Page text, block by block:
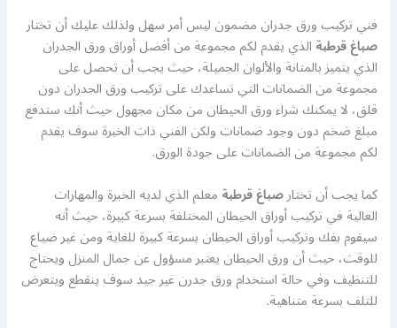
فني تركيب ورق جدران مضمون ليس أمر سهل ولذلك عليك أن تختار
صباغ قرطبةالذي يقدم لكم مجموعة من أفضل أوراق ورق الجدران
الذي يتميز بالمتانة والألوان الجميلة، حيث يجب أن تحصل على
مجموعة من الضمانات التي تساعدك على تركيب ورق الجدران دون
قلق، لا يمكنك شراء ورق الحيطان من مكان مجهول حيث أنك ستدفع
مبلغ ضخم دون وجود ضمانات ولكن الفني ذات الخبرة سوف يقدم
لكم مجموعة من الضمانات على جودة الورق.
كما يجب أن تختارصباغ قرطبةمعلم الذي لديه الخبرة والمهارات
العالية في تركيب أوراق الحيطان المختلفة بسرعة كبيرة، حيث أنه
سيقوم بفك وتركيب أوراق الحيطان بسرعة كبيرة للغاية ومن غير ضياع
للوقت، حيث أن ورق الحيطان يعتبر مسؤول عن جمال المنزل ويحتاج
للتنظيف وفي حالة استخدام ورق جدرن غير جيد سوف ينقطع ويتعرض
للتلف بسرعة متناهية.